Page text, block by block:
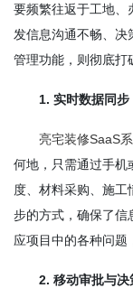
要频繁往返于工地、
发信息沟通不畅、决
管理功能，则彻底打
1. 实时数据同步
亮宅装修SaaS
何地，只需通过手机
度、材料采购、施
步的方式，确保了信
应项目中的各种问题
2. 移动审批与决